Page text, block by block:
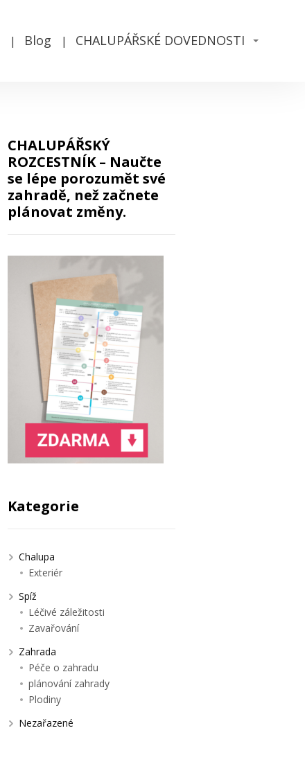
Blog CHALUPÁŘSKÉ DOVEDNOSTI
CHALUPÁŘSKÝ
ROZCESTNÍK – Naučte
se lépe porozumět své
zahradě, než začnete
plánovat změny.
Kategorie
Chalupa
Exteriér
Spíž
Léčivé záležitosti
Zavařování
Zahrada
Péče o zahradu
plánování zahrady
Plodiny
Nezařazené